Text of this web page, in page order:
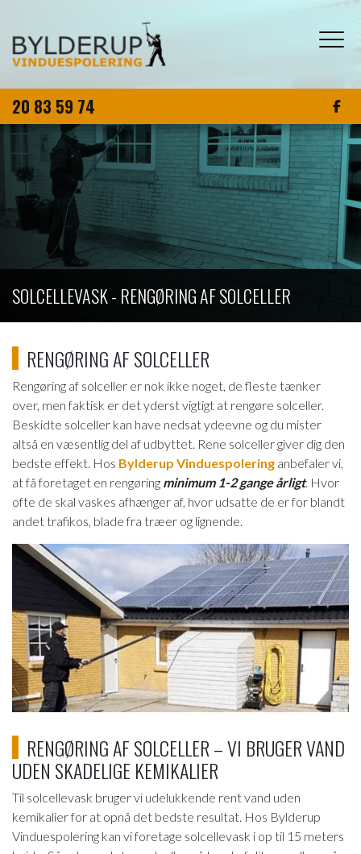
hovedindhold
20 83 59 74
SOLCELLEVASK - RENGØRING AF SOLCELLER
RENGØRING AF SOLCELLER
Rengøring af solceller er nok ikke noget, de fleste tænker
over, men faktisk er det yderst vigtigt at rengøre solceller.
Beskidte solceller kan have nedsat ydeevne og du mister
altså en væsentlig del af udbyttet. Rene solceller giver dig den
bedste effekt. Hos Bylderup Vinduespolering anbefaler vi,
at få foretaget en rengøring minimum 1-2 gange årligt. Hvor
ofte de skal vaskes afhænger af, hvor udsatte de er for blandt
andet trafikos, blade fra træer og lignende.
RENGØRING AF SOLCELLER – VI BRUGER VAND
UDEN SKADELIGE KEMIKALIER
Til solcellevask bruger vi udelukkende rent vand uden
kemikalier for at opnå det bedste resultat. Hos Bylderup
Vinduespolering kan vi foretage solcellevask i op til 15 meters